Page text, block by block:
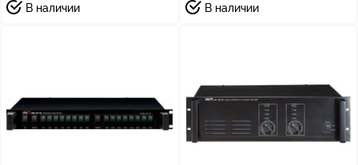
В наличии В наличии